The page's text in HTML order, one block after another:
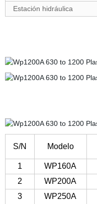
Estación hidráulica
S/N Modelo
1 WP160A
2
WP200A
3
WP250A